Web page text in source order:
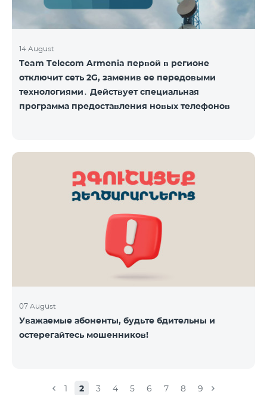
14 August
Team Telecom Armenia первой в регионе
отключит сеть 2G, заменив ее передовыми
технологиями․ Действует специальная
программа предоставления новых телефонов
07 August
Уважаемые абоненты, будьте бдительны и
остерегайтесь мошенников!
1 2 3 4 5 6 7 8 9